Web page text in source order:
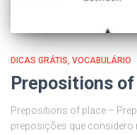
DICAS GRÁTIS VOCABULÁRIO
Prepositions
Prepositions of place –
preposições que